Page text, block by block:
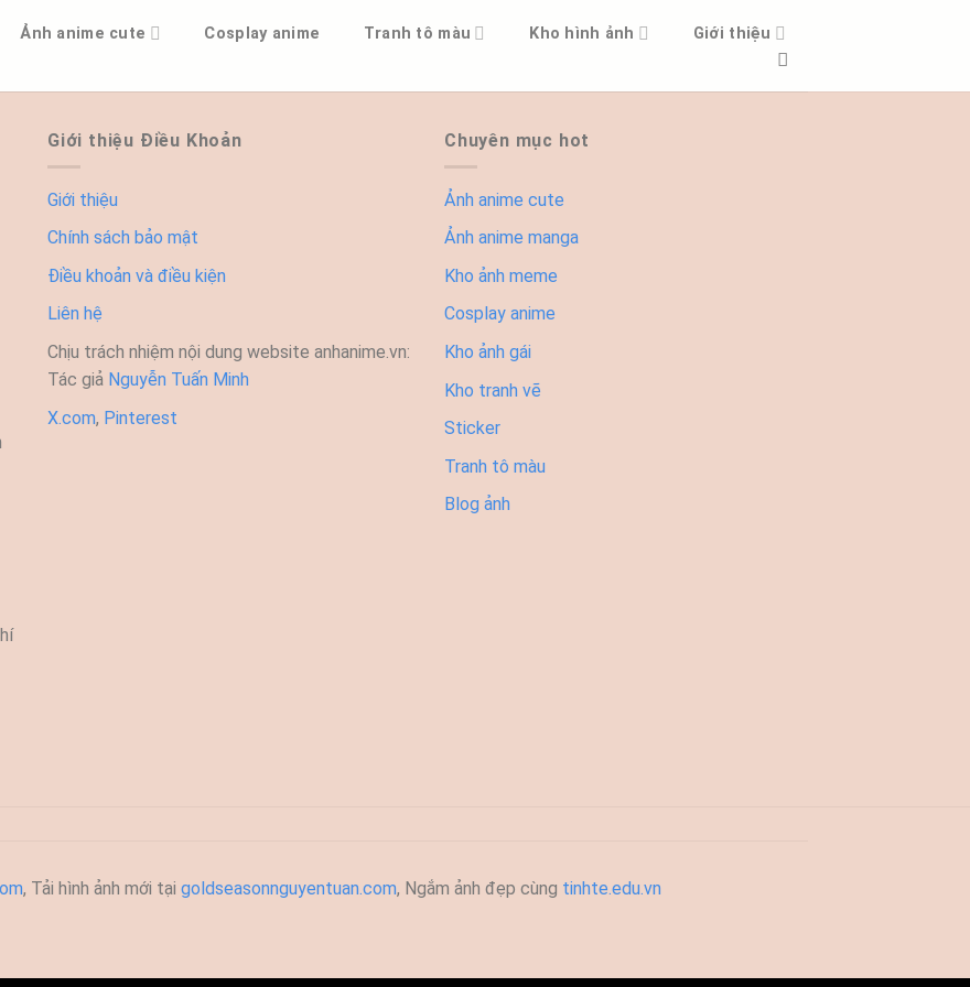
Ảnh anime cute Cosplay anime Tranh tô màu Kho hình ảnh Giới thiệu
Giới thiệu Điều Khoản
Giới thiệu
Chính sách bảo mật
Điều khoản và điều kiện
Liên hệ
Chịu trách nhiệm nội dung website anhanime.vn:
Tác giả Nguyễn Tuấn Minh
X.com, Pinterest
Chuyên mục hot
Ảnh anime cute
Ảnh anime manga
Kho ảnh meme
Cosplay anime
Kho ảnh gái
Kho tranh vẽ
Sticker
Tranh tô màu
Blog ảnh
, Tải hình ảnh mới tại goldseasonnguyentuan.com, Ngắm ảnh đẹp cùng tinhte.edu.vn